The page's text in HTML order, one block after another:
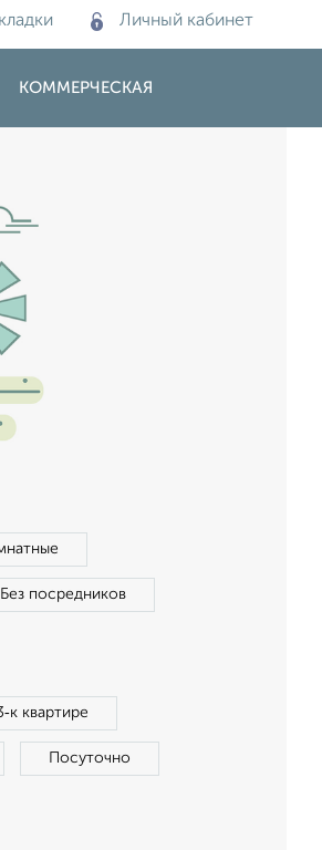
Личный кабинет
КОММЕРЧЕСКАЯ
Без посредников
квартире
Посуточно